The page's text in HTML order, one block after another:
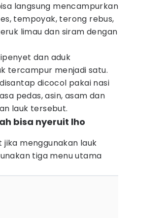
langsung mencampurkan
tempoyak, terong rebus,
limau dan siram dengan
dan aduk
tercampur menjadi satu.
dicocol pakai nasi
pedas, asin, asam dan
lauk tersebut.
bisa nyeruit lho
menggunakan lauk
tiga menu utama